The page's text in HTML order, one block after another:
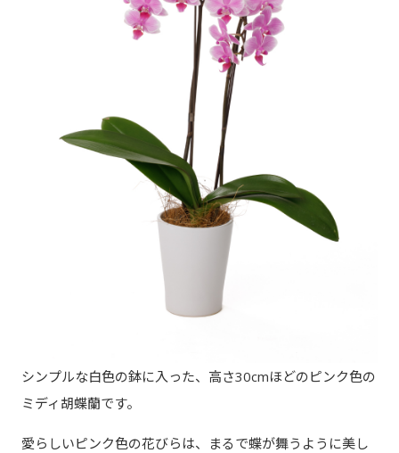
シンプルな白色の鉢に入った、高さ30cmほどのピンク色の
ミディ胡蝶蘭です。
愛らしいピンク色の花びらは、まるで蝶が舞うように美し